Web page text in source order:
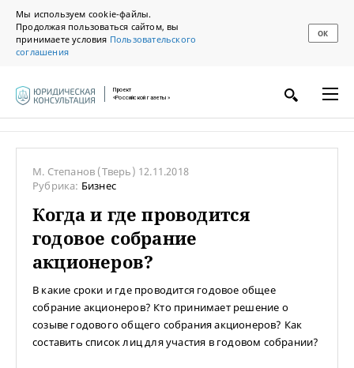
Мы используем cookie-файлы.
Продолжая пользоваться сайтом, вы
принимаете условия Пользовательского
соглашения
ОК
Проект
«Российской газеты»
М. Степанов (Тверь) 12.11.2018
Рубрика: Бизнес
Когда и где проводится
годовое собрание
акционеров?
В какие сроки и где проводится годовое общее
собрание акционеров? Кто принимает решение о
созыве годового общего собрания акционеров? Как
составить список лиц для участия в годовом собрании?